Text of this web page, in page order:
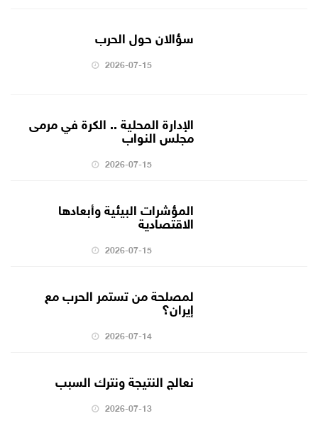
سؤالان حول الحرب
2026-07-15
الإدارة المحلية .. الكرة في مرمى
مجلس النواب
2026-07-15
المؤشرات البيئية وأبعادها
الاقتصادية
2026-07-15
لمصلحة من تستمر الحرب مع
إيران؟
2026-07-14
نعالج النتيجة ونترك السبب
2026-07-13